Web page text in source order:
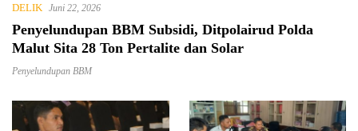
DELIK Juni 22, 2026
Penyelundupan BBM Subsidi, Ditpolairud Polda
Malut Sita 28 Ton Pertalite dan Solar
Penyelundupan BBM